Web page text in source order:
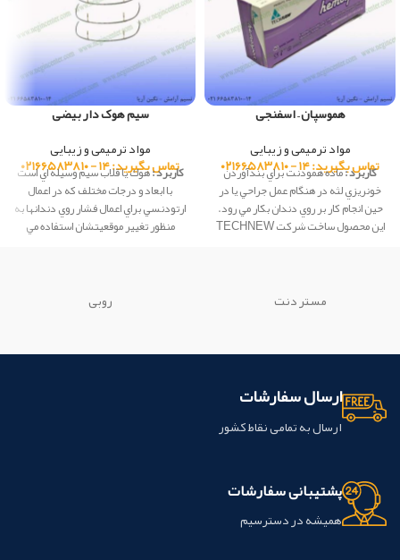
هموسپان – اسفنجی
مواد ترمیمی و زیبایی
تماس بگیرید: ۱۴ - ۰۲۱۶۶۵۸۳۸۱۰
کاربرد :ماده همودنت براي بندآوردن
خونريزي لثه در هنگام عمل جراحي يا در
حين انجام كار بر روي دندان بكار مي رود.
این محصول ساخت شرکت TECHNEW
سیم هوک دار بیضی
مواد ترمیمی و زیبایی
تماس بگیرید: ۱۴ - ۰۲۱۶۶۵۸۳۸۱۰
کاربرد :هوك يا قلاب سيم وسيله اي است
با ابعاد و درجات مختلف كه در اعمال
ارتودنسي براي اعمال فشار روي دندانها به
منظور تغيير موقعيتشان استفاده مي
مستر دنت روبی
ارسال سفارشات
ارسال به تمامی نقاط کشور
پشتیبانی سفارشات
همیشه در دسترسیم